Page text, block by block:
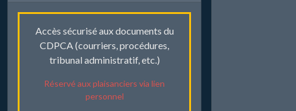
Accès sécurisé aux documents du
CDPCA (courriers, procédures,
tribunal administratif, etc.)
Réservé aux plaisanciers via lien
personnel